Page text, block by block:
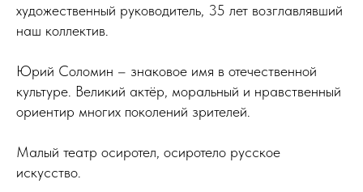
художественный руководитель, 35 лет возглавлявший
наш коллектив.
Юрий Соломин – знаковое имя в отечественной
культуре. Великий актёр, моральный и нравственный
ориентир многих поколений зрителей.
Малый театр осиротел, осиротело русское
искусство.